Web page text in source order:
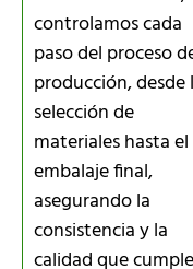
controlamos cada
paso del proceso
producción, desde
selección de
materiales hasta el
embalaje final,
asegurando la
consistencia y la
calidad que